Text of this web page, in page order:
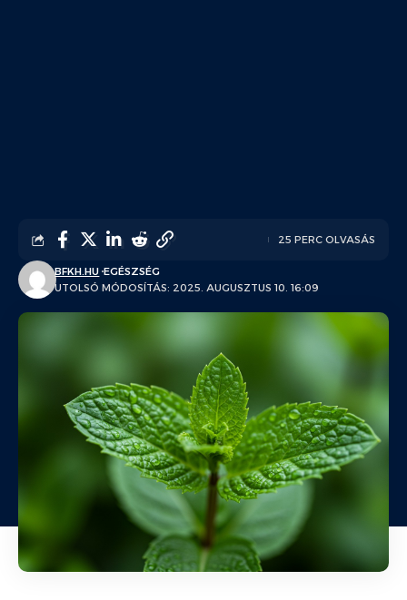
UTOLSÓ MÓDOSÍTÁS: 2025. AUGUSZTUS 10. 16:09
BFKH.HU EGÉSZSÉG
25 PERC OLVASÁS